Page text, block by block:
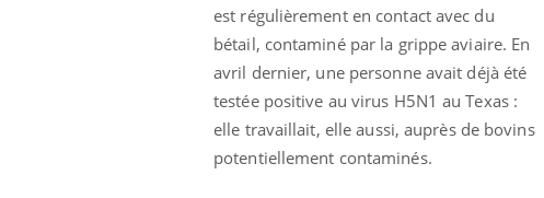
est régulièrement en contact avec du
bétail, contaminé par la grippe aviaire. En
avril dernier, une personne avait déjà été
testée positive au virus H5N1 au Texas :
elle travaillait, elle aussi, auprès de bovins
potentiellement contaminés.